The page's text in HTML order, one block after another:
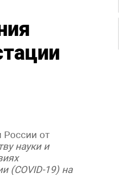
от
науки и
(COVID-19) на